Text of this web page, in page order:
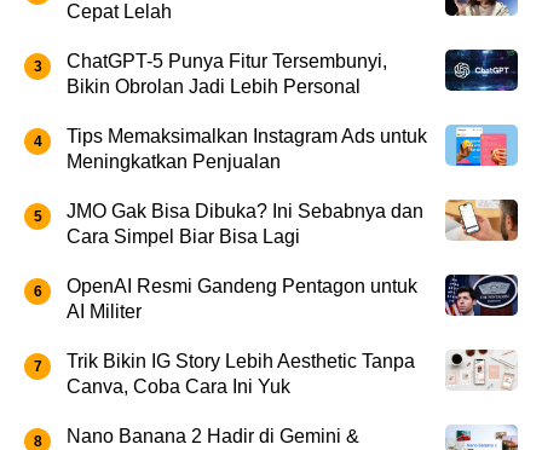
Cepat Lelah
ChatGPT-5 Punya Fitur Tersembunyi,
Bikin Obrolan Jadi Lebih Personal
Tips Memaksimalkan Instagram Ads untuk
Meningkatkan Penjualan
JMO Gak Bisa Dibuka? Ini Sebabnya dan
Cara Simpel Biar Bisa Lagi
OpenAI Resmi Gandeng Pentagon untuk
AI Militer
Trik Bikin IG Story Lebih Aesthetic Tanpa
Canva, Coba Cara Ini Yuk
Nano Banana 2 Hadir di Gemini &